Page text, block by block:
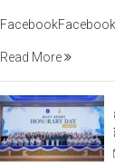
Read More